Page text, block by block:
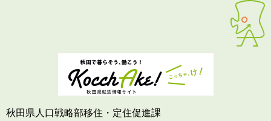
秋田県人口戦略部移住・定住促進課